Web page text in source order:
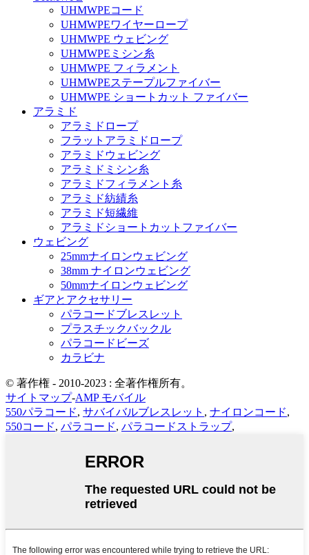
UHMWPEコード
UHMWPEワイヤーロープ
UHMWPE ウェビング
UHMWPEミシン糸
UHMWPE フィラメント
UHMWPEステープルファイバー
UHMWPE ショートカット ファイバー
アラミド
アラミドロープ
フラットアラミドロープ
アラミドウェビング
アラミドミシン糸
アラミドフィラメント糸
アラミド紡績糸
アラミド短繊維
アラミドショートカットファイバー
ウェビング
25mmナイロンウェビング
38mm ナイロンウェビング
50mmナイロンウェビング
ギアとアクセサリー
パラコードブレスレット
プラスチックバックル
パラコードビーズ
カラビナ
© 著作権 - 2010-2023 : 全著作権所有。
サイトマップ-AMP モバイル
550パラコード, サバイバルブレスレット , ナイロンコード,
550コード, パラコード, パラコードストラップ,